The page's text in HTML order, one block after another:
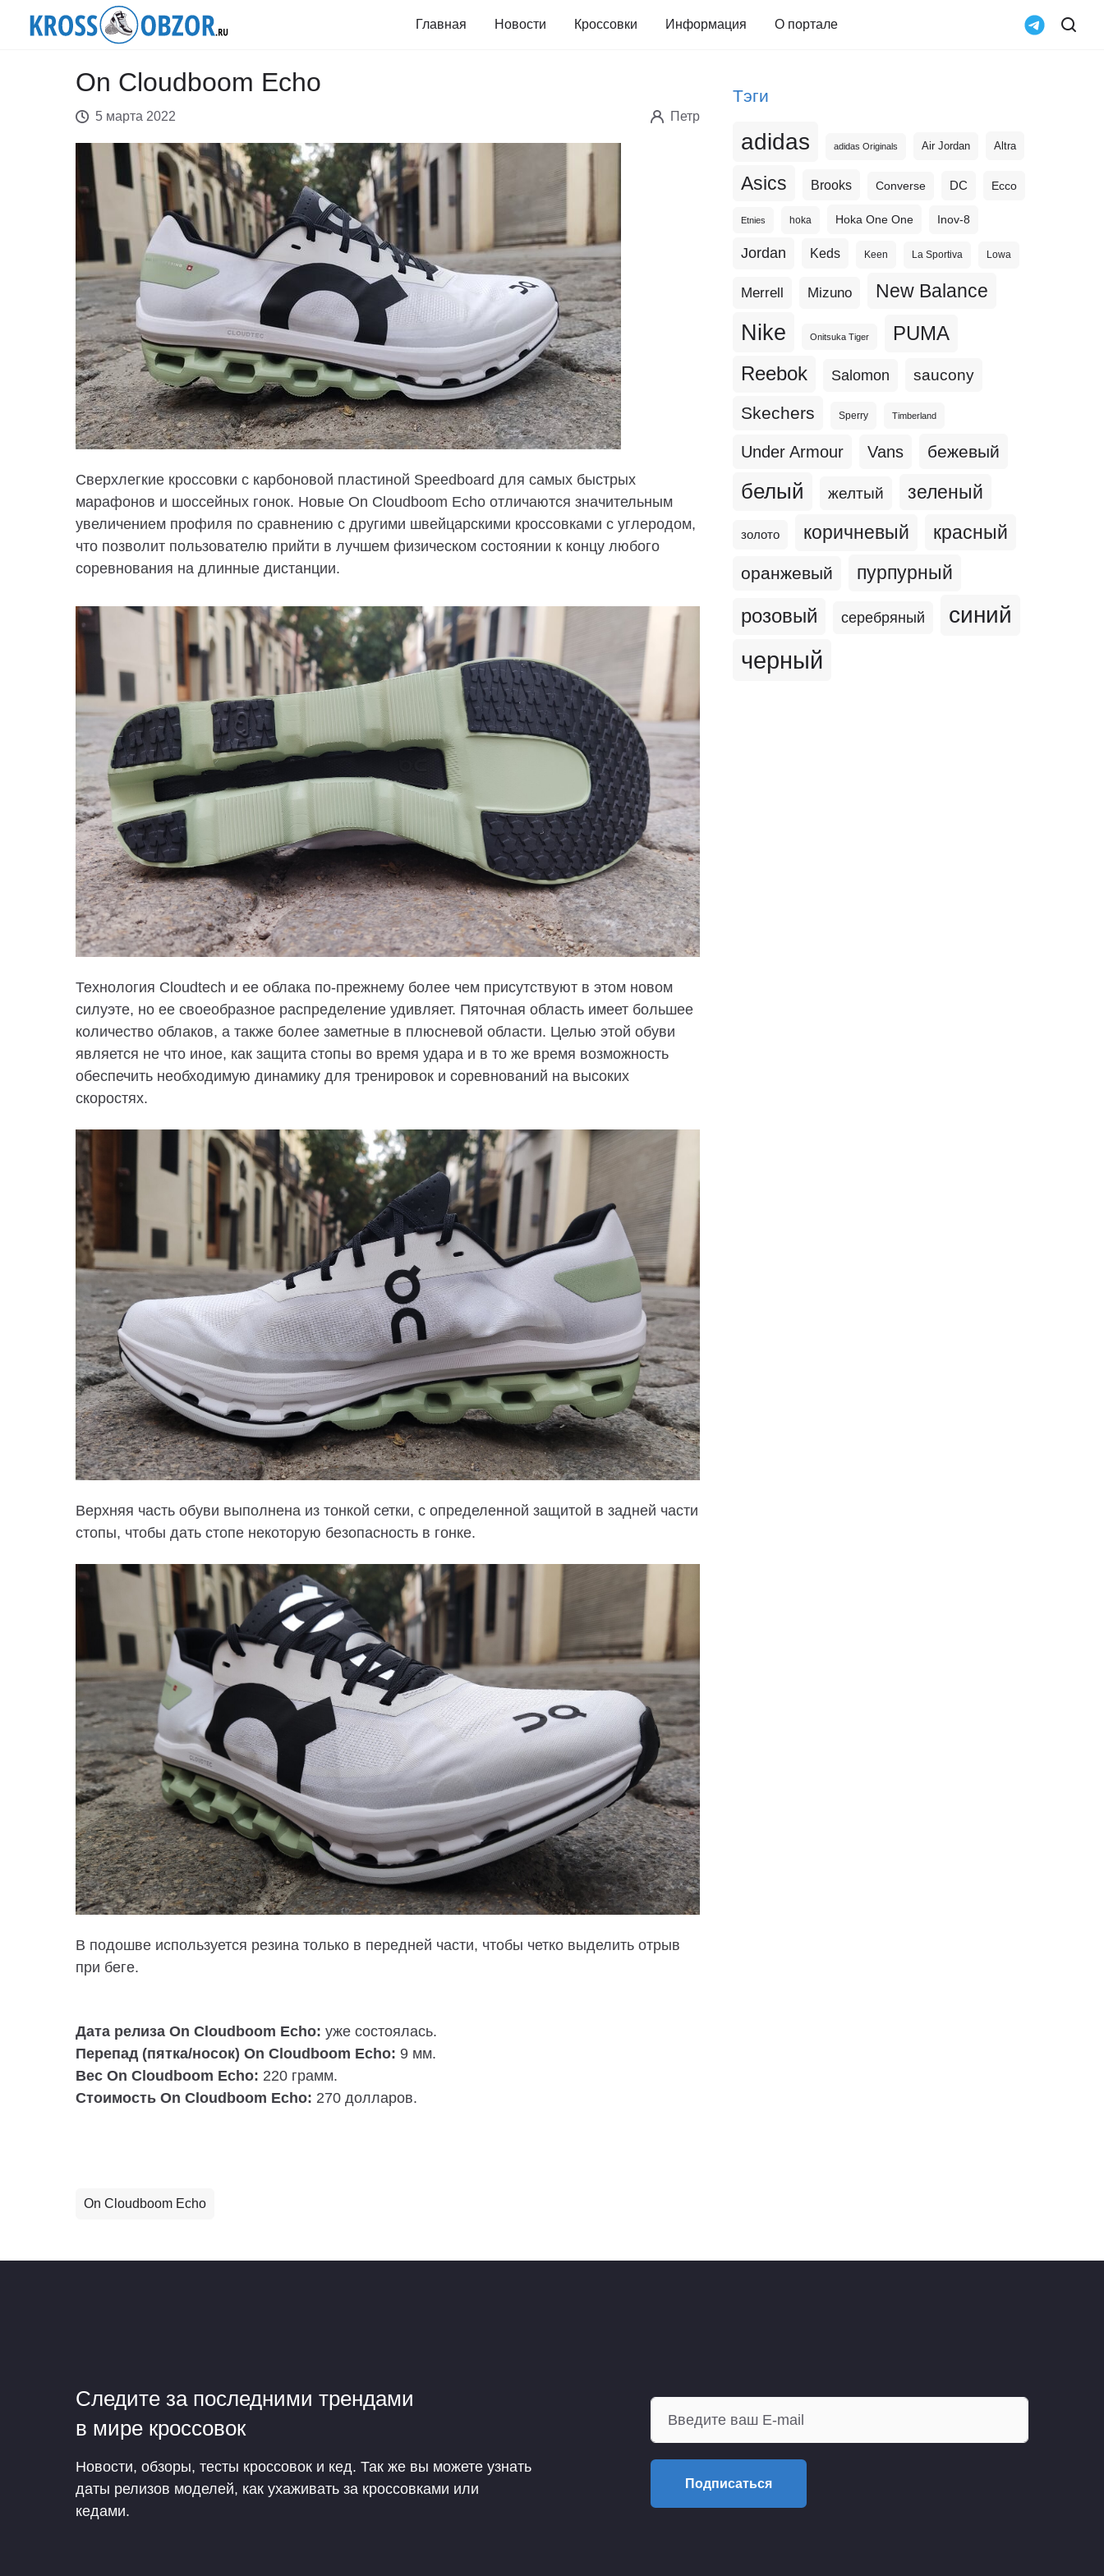
Главная Новости Кроссовки Информация О портале
On Cloudboom Echo
5 марта 2022 Петр
Сверхлегкие кроссовки с карбоновой пластиной Speedboard для самых быстрых
марафонов и шоссейных гонок. Новые On Cloudboom Echo отличаются значительным
увеличением профиля по сравнению с другими швейцарскими кроссовками с углеродом,
что позволит пользователю прийти в лучшем физическом состоянии к концу любого
соревнования на длинные дистанции.
Технология Cloudtech и ее облака по-прежнему более чем присутствуют в этом новом
силуэте, но ее своеобразное распределение удивляет. Пяточная область имеет большее
количество облаков, а также более заметные в плюсневой области. Целью этой обуви
является не что иное, как защита стопы во время удара и в то же время возможность
обеспечить необходимую динамику для тренировок и соревнований на высоких
скоростях.
Верхняя часть обуви выполнена из тонкой сетки, с определенной защитой в задней части
стопы, чтобы дать стопе некоторую безопасность в гонке.
В подошве используется резина только в передней части, чтобы четко выделить отрыв
при беге.
Дата релиза On Cloudboom Echo: уже состоялась.
Перепад (пятка/носок) On Cloudboom Echo: 9 мм.
Вес On Cloudboom Echo: 220 грамм.
Стоимость On Cloudboom Echo: 270 долларов.
On Cloudboom Echo
Тэги
adidas adidas Originals Air Jordan Altra
Asics Brooks Converse DC Ecco
Etnies hoka Hoka One One Inov-8
Jordan Keds Keen La Sportiva Lowa
Merrell Mizuno New Balance
Nike Onitsuka Tiger PUMA
Reebok Salomon saucony
Skechers Sperry Timberland
Under Armour Vans бежевый
белый желтый зеленый
золото коричневый красный
оранжевый пурпурный
розовый серебряный синий
черный
Следите за последними трендами
в мире кроссовок
Новости, обзоры, тесты кроссовок и кед. Так же вы можете узнать
даты релизов моделей, как ухаживать за кроссовками или
кедами.
Подписаться